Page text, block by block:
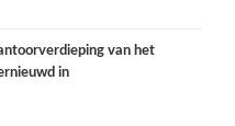
van het
in